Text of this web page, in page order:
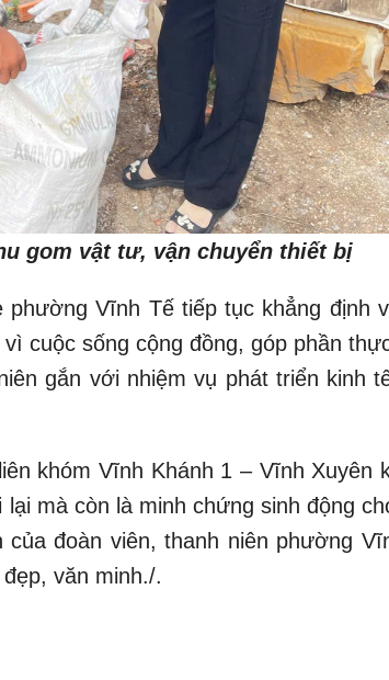
gom vật tư, vận chuyển thiết bị
Vĩnh Tế tiếp tục khẳng định
cuộc sống cộng đồng, góp phần
gắn với nhiệm vụ phát triển kinh
khóm Vĩnh Khánh 1 – Vĩnh Xuyên
mà còn là minh chứng sinh động
đoàn viên, thanh niên phường
văn minh./.